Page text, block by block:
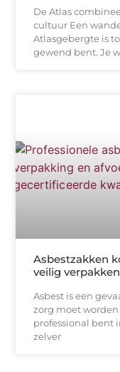
De Atlas
cultuur Een
Atlasgebergte is
gewend bent. Je
Asbestzakken
veilig verpakken
Asbest is een
zorg moet
professional bent
zelver